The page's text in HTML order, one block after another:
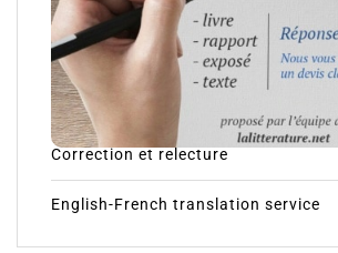
Correction et relecture
English-French translation service